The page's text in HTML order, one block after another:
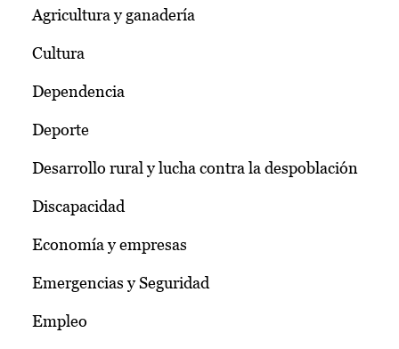
Agricultura y ganadería
Cultura
Dependencia
Deporte
Desarrollo rural y lucha contra la despoblación
Discapacidad
Economía y empresas
Emergencias y Seguridad
Empleo